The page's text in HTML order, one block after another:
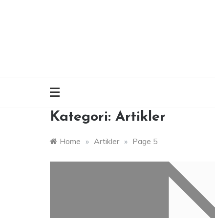
Kategori: Artikler
Home » Artikler » Page 5